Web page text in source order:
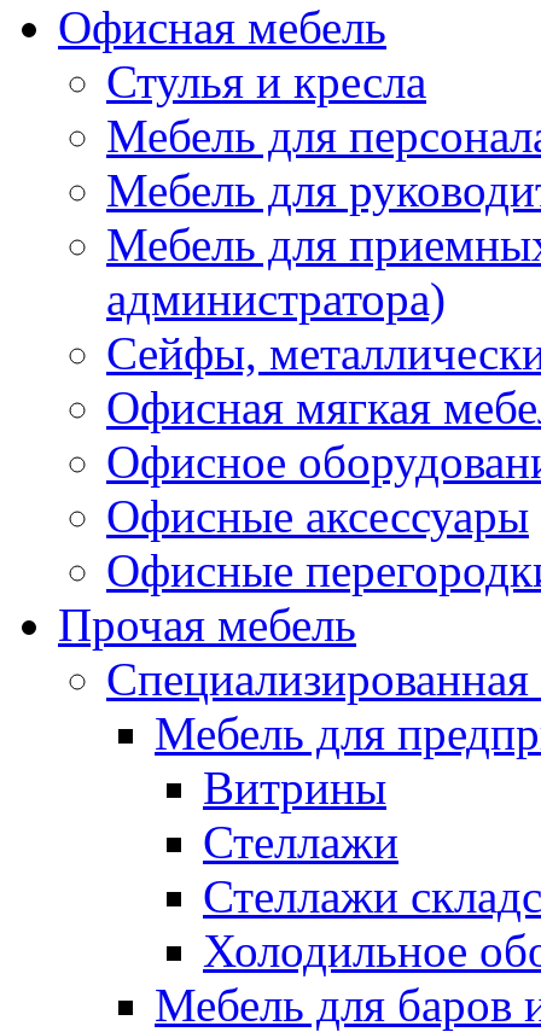
Офисная мебель
Стулья и кресла
Мебель для
Мебель для
Мебель для
администратора)
Сейфы,
Офисная мягкая
Офисное
Офисные аксессуары
Офисные
Прочая мебель
Специализированная
Мебель для
Витрины
Стеллажи
Стеллажи
Холодильное
Мебель для баров